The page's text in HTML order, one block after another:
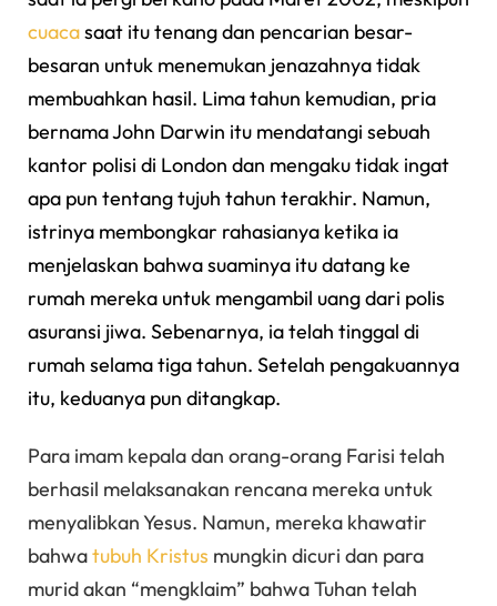
cuacasaat itu tenang dan pencarian besar-
besaran untuk menemukan jenazahnya tidak
membuahkan hasil. Lima tahun kemudian, pria
bernama John Darwin itu mendatangi sebuah
kantor polisi di London dan mengaku tidak ingat
apa pun tentang tujuh tahun terakhir. Namun,
istrinya membongkar rahasianya ketika ia
menjelaskan bahwa suaminya itu datang ke
rumah mereka untuk mengambil uang dari polis
asuransi jiwa. Sebenarnya, ia telah tinggal di
rumah selama tiga tahun. Setelah pengakuannya
itu, keduanya pun ditangkap.
Para imam kepala dan orang-orang Farisi telah
berhasil melaksanakan rencana mereka untuk
menyalibkan Yesus. Namun, mereka khawatir
bahwatubuh Kristus mungkin dicuri dan para
murid akan “mengklaim” bahwa Tuhan telah